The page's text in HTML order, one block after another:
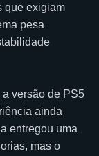
que exigiam
pesa
versão de PS5
ainda
entregou uma
mas o